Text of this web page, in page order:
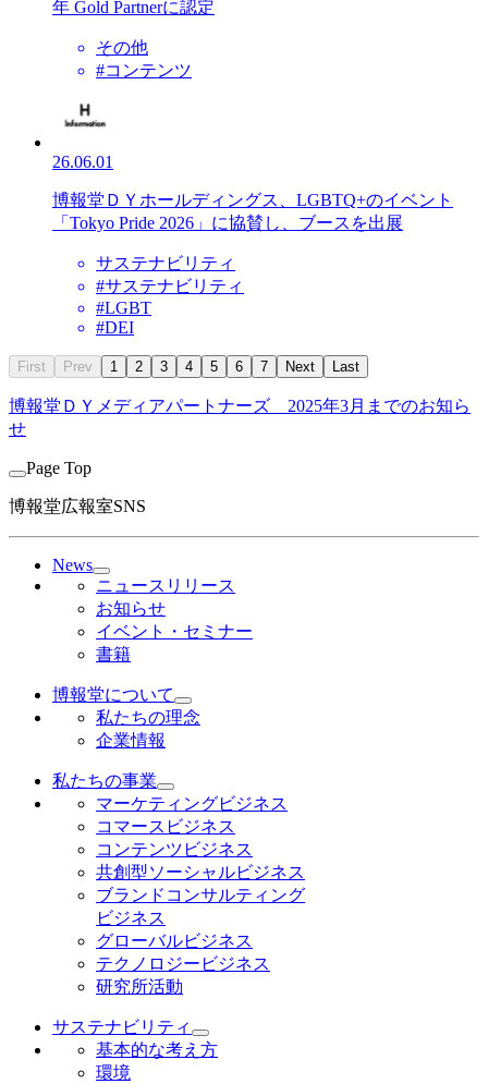
年 Gold Partnerに認定
その他
#コンテンツ
26.06.01
博報堂ＤＹホールディングス、LGBTQ+のイベント
「Tokyo Pride 2026」に協賛し、ブースを出展
サステナビリティ
#サステナビリティ
#LGBT
#DEI
First Prev 1 2 3 4 5 6 7 Next Last
博報堂ＤＹメディアパートナーズ 2025年3月までのお知ら
せ
Page Top
博報堂広報室SNS
News
ニュースリリース
お知らせ
イベント・セミナー
書籍
博報堂について
私たちの理念
企業情報
私たちの事業
マーケティングビジネス
コマースビジネス
コンテンツビジネス
共創型ソーシャルビジネス
ブランドコンサルティング
ビジネス
グローバルビジネス
テクノロジービジネス
研究所活動
サステナビリティ
基本的な考え方
環境